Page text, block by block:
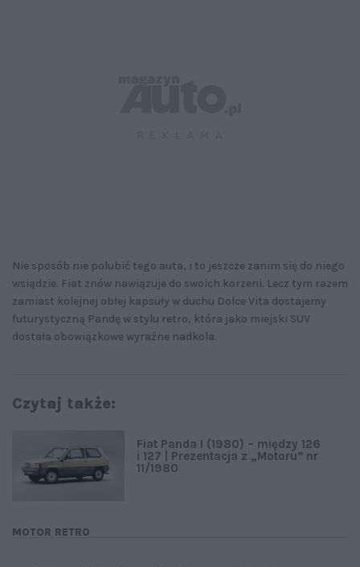
Nie sposób nie polubić tego auta, i to jeszcze zanim się do niego
wsiądzie. Fiat znów nawiązuje do swoich korzeni. Lecz tym razem
zamiast kolejnej obłej kapsuły w duchu Dolce Vita dostajemy
futurystyczną Pandę w stylu retro, która jako miejski SUV
dostała obowiązkowe wyraźne nadkola.
Czytaj także:
MOTOR RETRO
Fiat Panda I (1980) – między 126
i 127 | Prezentacja z „Motoru” nr
11/1980